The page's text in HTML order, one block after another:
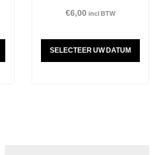
€6,00 incl BTW
SELECTEER UW DATUM